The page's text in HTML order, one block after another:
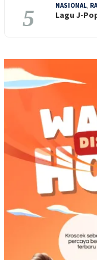
5 NASIONAL
Lagu J-